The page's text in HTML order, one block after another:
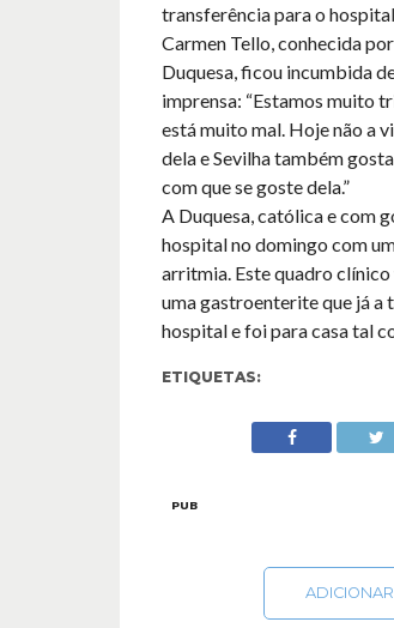
transferência para o
Carmen Tello, conhecida
Duquesa, ficou incumbida
imprensa: “Estamos muito
está muito mal. Hoje não a
dela e Sevilha também
com que se goste dela.”
A Duquesa, católica e com
hospital no domingo com
arritmia. Este quadro
uma gastroenterite que já a
hospital e foi para casa tal
ETIQUETAS:
PUB